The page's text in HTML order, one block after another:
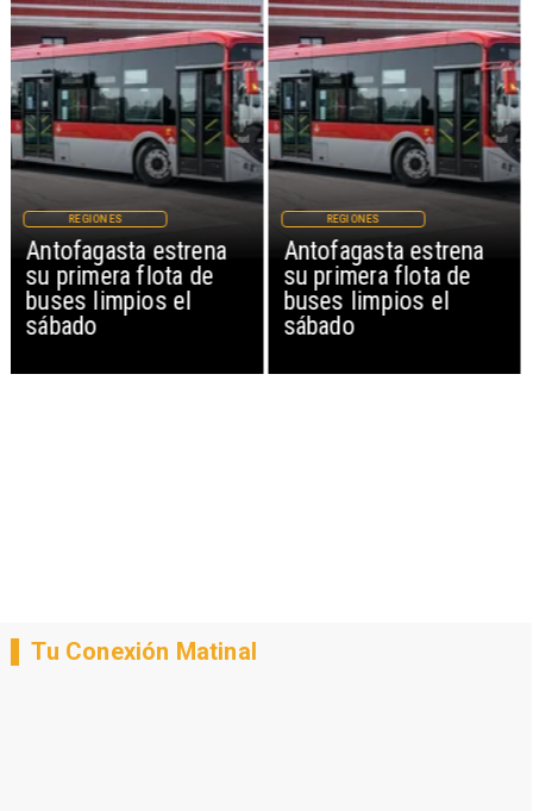
Antofagasta estrena
su primera flota de
buses limpios el
sábado
REGIONES
Antofagasta estrena
su primera flota de
buses limpios el
sábado
REGIONES
Tu Conexión Matinal